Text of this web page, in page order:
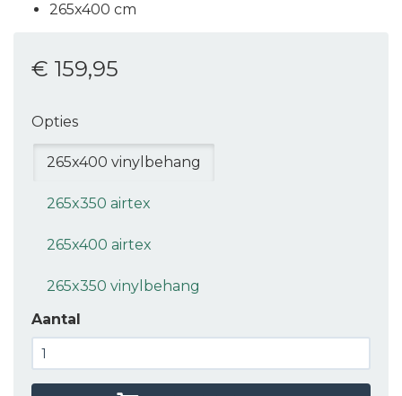
265x400 cm
€ 159,95
Opties
265x400 vinylbehang
265x350 airtex
265x400 airtex
265x350 vinylbehang
Aantal